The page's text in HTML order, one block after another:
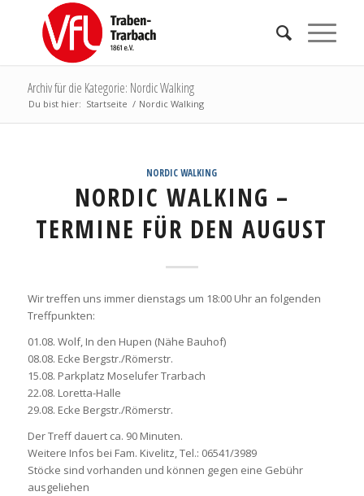
Archiv für die Kategorie: Nordic Walking
Du bist hier: Startseite / Nordic Walking
NORDIC WALKING
NORDIC WALKING –
TERMINE FÜR DEN AUGUST
Wir treffen uns immer dienstags um 18:00 Uhr an folgenden
Treffpunkten:
01.08. Wolf, In den Hupen (Nähe Bauhof)
08.08. Ecke Bergstr./Römerstr.
15.08. Parkplatz Moselufer Trarbach
22.08. Loretta-Halle
29.08. Ecke Bergstr./Römerstr.
Der Treff dauert ca. 90 Minuten.
Weitere Infos bei Fam. Kivelitz, Tel.: 06541/3989
Stöcke sind vorhanden und können gegen eine Gebühr
ausgeliehen